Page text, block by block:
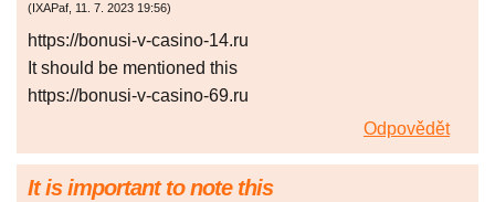
( IXAPaf, 11. 7. 2023 19:56)
https://bonusi-v-casino-14.ru
It should be mentioned this
https://bonusi-v-casino-69.ru
Odpovědět
It is important to note this